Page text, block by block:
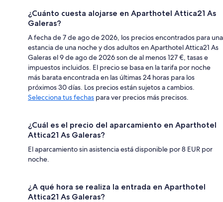
¿Cuánto cuesta alojarse en Aparthotel Attica21 As
Galeras?
A fecha de 7 de ago de 2026, los precios encontrados para una
estancia de una noche y dos adultos en Aparthotel Attica21 As
Galeras el 9 de ago de 2026 son de al menos 127 €, tasas e
impuestos incluidos. El precio se basa en la tarifa por noche
más barata encontrada en las últimas 24 horas para los
próximos 30 días. Los precios están sujetos a cambios.
Selecciona tus fechas para ver precios más precisos.
¿Cuál es el precio del aparcamiento en Aparthotel
Attica21 As Galeras?
El aparcamiento sin asistencia está disponible por 8 EUR por
noche.
¿A qué hora se realiza la entrada en Aparthotel
Attica21 As Galeras?